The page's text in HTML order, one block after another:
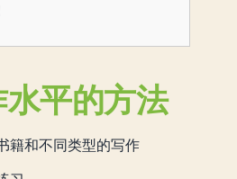
平的方法
籍和不同类型的写作